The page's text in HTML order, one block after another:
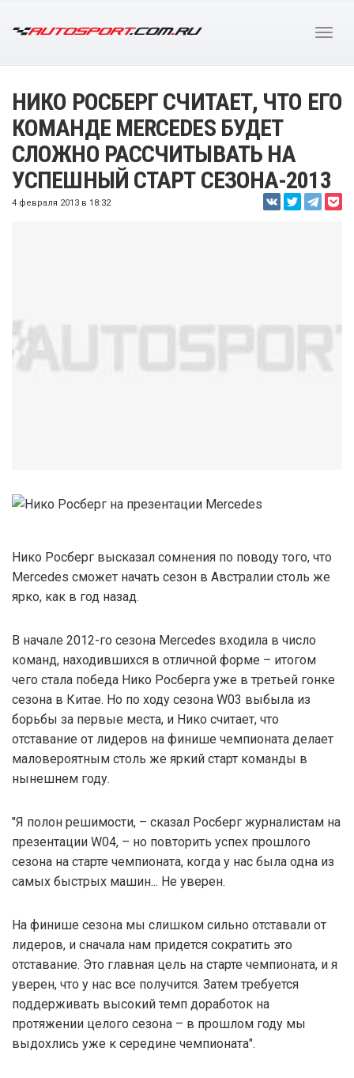
НИКО РОСБЕРГ СЧИТАЕТ, ЧТО ЕГО
КОМАНДЕ MERCEDES БУДЕТ
СЛОЖНО РАССЧИТЫВАТЬ НА
УСПЕШНЫЙ СТАРТ СЕЗОНА-2013
4 февраля 2013 в 18:32
Нико Росберг высказал сомнения по поводу того, что
Mercedes сможет начать сезон в Австралии столь же
ярко, как в год назад.
В начале 2012-го сезона Mercedes входила в число
команд, находившихся в отличной форме – итогом
чего стала победа Нико Росберга уже в третьей гонке
сезона в Китае. Но по ходу сезона W03 выбыла из
борьбы за первые места, и Нико считает, что
отставание от лидеров на финише чемпионата делает
маловероятным столь же яркий старт команды в
нынешнем году.
"Я полон решимости, – сказал Росберг журналистам на
презентации W04, – но повторить успех прошлого
сезона на старте чемпионата, когда у нас была одна из
самых быстрых машин... Не уверен.
На финише сезона мы слишком сильно отставали от
лидеров, и сначала нам придется сократить это
отставание. Это главная цель на старте чемпионата, и я
уверен, что у нас все получится. Затем требуется
поддерживать высокий темп доработок на
протяжении целого сезона – в прошлом году мы
выдохлись уже к середине чемпионата".